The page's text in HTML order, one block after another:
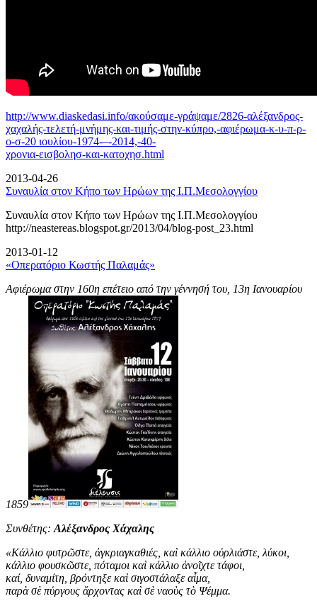
http://www.diaskedasi.info/ακούσαμε-γράψαμε/2826-αλέξανδρος-
χαχαλής-τελετή-μνήμης-και-τιμής-στην-κύπρο,-αφιέρωμα-κ-υ-π-ρ-
ο-σ-20 ιουλίου-1974-–-2014,-40-
χρονια-εισβολησ-και-κατοχησ.html
2013-04-26
Συναυλία στον Κήπο των Ηρώων της Ι.Π.Μεσολογγίου
Συναυλία στον Κήπο των Ηρώων της Ι.Π.Μεσολογγίου
http://neastereas.blogspot.gr/2013/04/blog-post_23.html
2013-01-12
«Οπερατόριο Κωστής Παλαμάς»
Αφιέρωμα στην 160η επέτειο από την γέννησή του, 13η Ιανουαρίου
1859
Συνθέτης: Αλέξανδρος Χάχαλης
«Κάλλιο φυτρῶστε, ἀγκριαγκαθιές, καὶ κάλλιο οὐρλιάστε, λύκοι,
κάλλιο φουσκῶστε, πόταμοι καὶ κάλλιο ἀνοῖχτε τάφοι,
καί, δυναμίτη, βρόντηξε καὶ σιγοστάλαξε αἷμα,
παρὰ σὲ πύργους ἄρχοντας καὶ σὲ ναοὺς τὸ Ψέμμα.